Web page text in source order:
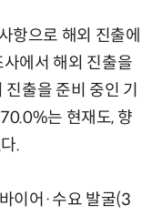
항으로 해외 진출에
에서 해외 진출을
출을 준비 중인 기
는 현재도, 향
.
이어·수요 발굴(3